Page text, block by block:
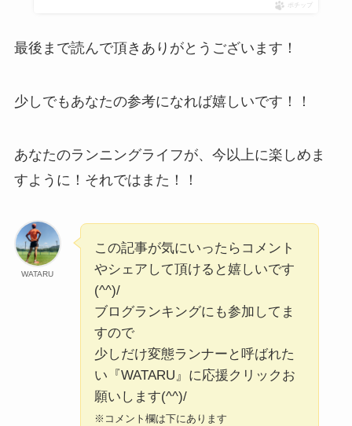
ポチップ
最後まで読んで頂きありがとうございます！
少しでもあなたの参考になれば嬉しいです！！
あなたのランニングライフが、今以上に楽しめま
すように！それではまた！！
WATARU
この記事が気にいったらコメント
やシェアして頂けると嬉しいです
(^^)/
ブログランキングにも参加してま
すので
少しだけ変態ランナーと呼ばれた
い『WATARU』に応援クリックお
願いします(^^)/
※コメント欄は下にあります